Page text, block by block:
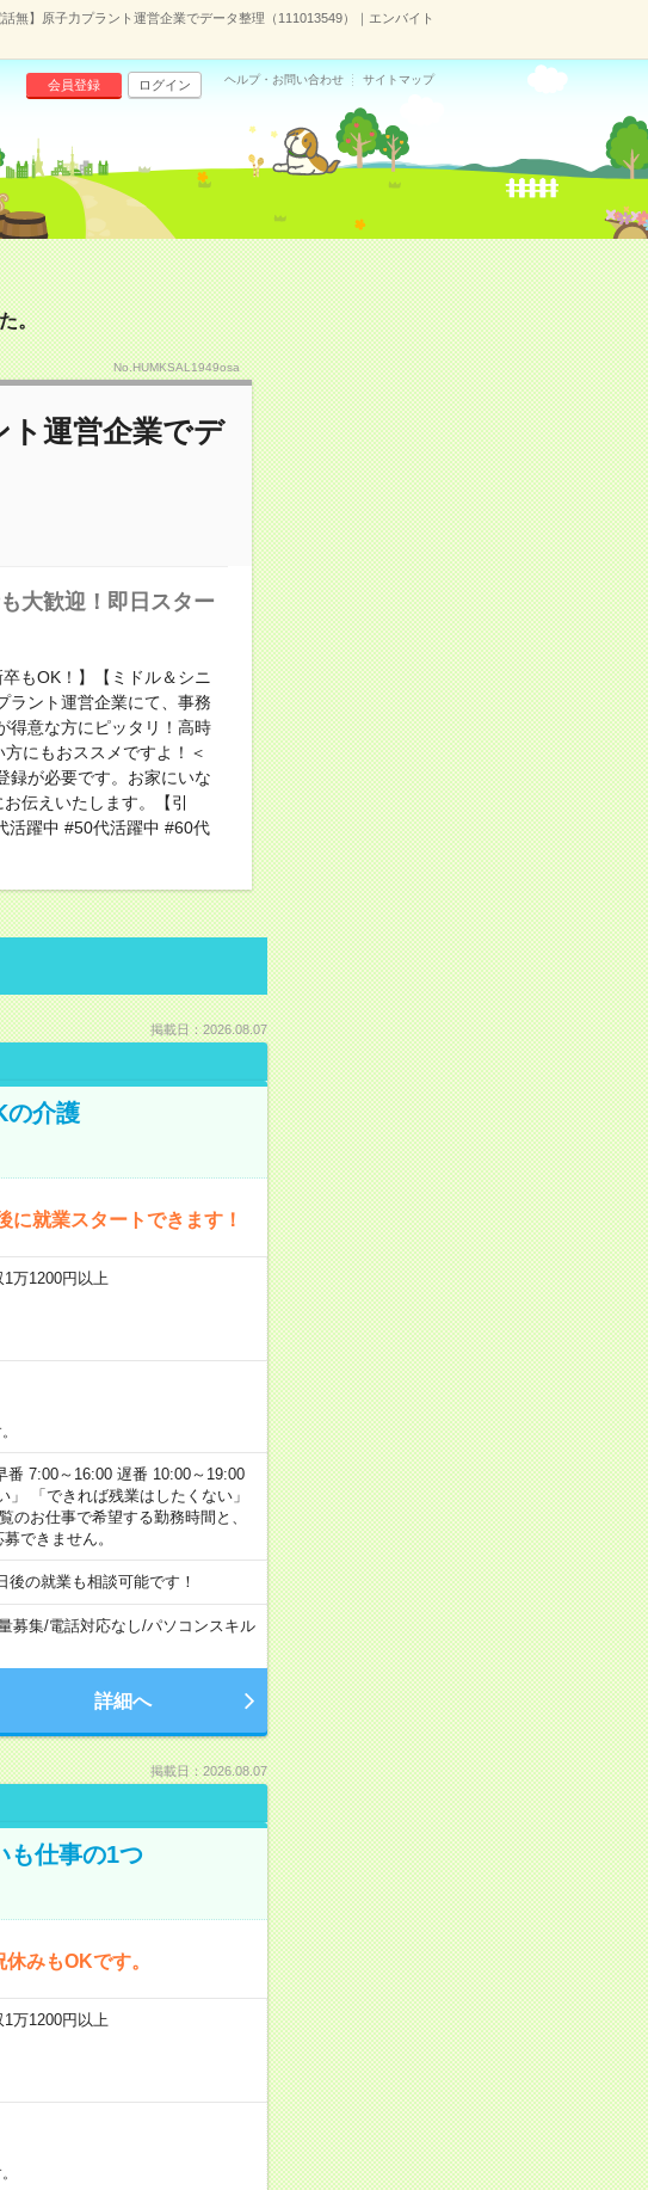
話無】原子力プラント運営企業でデータ整理（111013549）｜エンバイト
会員登録 ログイン ヘルプ・お問い合わせ サイトマップ
。
No.HUMKSAL1949osa
ト運営企業でデ
大歓迎！即日スター
もOK！】【ミドル＆シニ
ラント運営企業にて、事務
得意な方にピッタリ！高時
にもおススメですよ！＜
録が必要です。お家にいな
伝えいたします。【引
活躍中 #50代活躍中 #60代
掲載日：2026.08.07
の介護
就業スタートできます！
1200円以上
7:00～16:00 遅番 10:00～19:00
」 「できれば残業はしたくない」
お仕事で希望する勤務時間と、
できません。
の就業も相談可能です！
募集/電話対応なし/パソコンスキル
詳細へ
掲載日：2026.08.07
も仕事の1つ
みもOKです。
1200円以上